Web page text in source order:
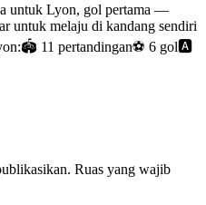
untuk Lyon, gol pertama —
untuk melaju di kandang sendiri
11 pertandingan⚽ 6 gol🅰️
Ruas yang wajib